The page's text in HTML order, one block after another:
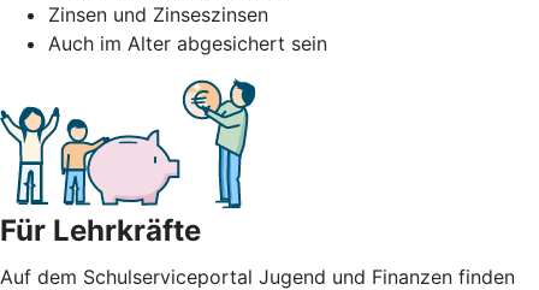
Zinsen und Zinseszinsen
Auch im Alter abgesichert sein
Für Lehrkräfte
Auf dem Schulserviceportal Jugend und Finanzen finden